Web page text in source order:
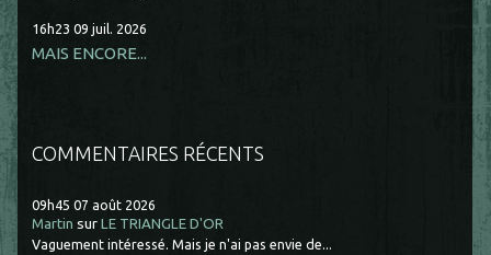
16h23 09 juil. 2026
MAIS ENCORE...
COMMENTAIRES RÉCENTS
09h45 07 août 2026
Martin surLE TRIANGLE D'OR
Vaguement intéressé. Mais je n'ai pas envie de...